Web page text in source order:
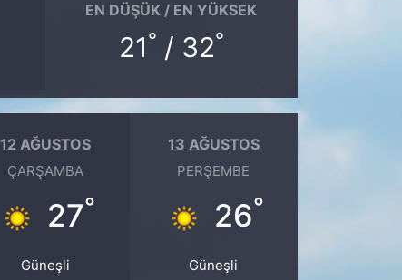
EN DÜŞÜK / EN YÜKSEK
21° / 32°
12 AĞUSTOS
ÇARŞAMBA
27°
Güneşli
13 AĞUSTOS
PERŞEMBE
26°
Güneşli